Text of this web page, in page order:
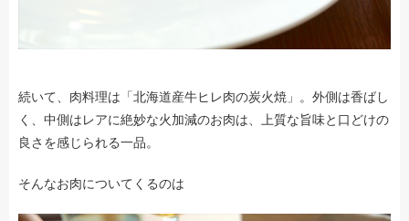
続いて、肉料理は「北海道産牛ヒレ肉の炭火焼」。外側は香ばし
く、中側はレアに絶妙な火加減のお肉は、上質な旨味と口どけの
良さを感じられる一品。
そんなお肉についてくるのは